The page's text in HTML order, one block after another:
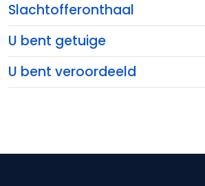
Slachtofferonthaal
U bent getuige
U bent veroordeeld